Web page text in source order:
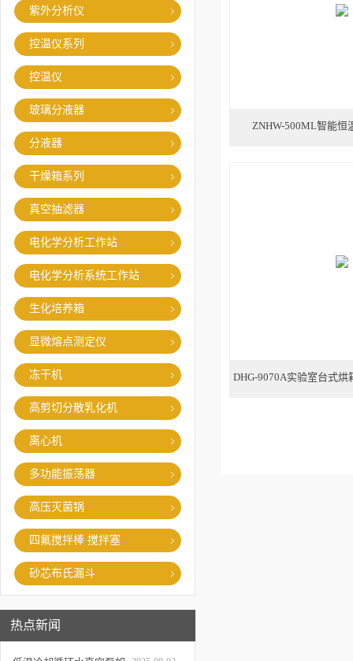
紫外分析仪
控温仪系列
控温仪
玻璃分液器
分液器
干燥箱系列
真空抽滤器
电化学分析工作站
电化学分析系统工作站
生化培养箱
显微熔点测定仪
冻干机
高剪切分散乳化机
离心机
多功能振荡器
高压灭菌锅
四氟搅拌棒 搅拌塞
砂芯布氏漏斗
热点新闻
ZNHW-500ML智能恒
DHG-9070A实验室台式